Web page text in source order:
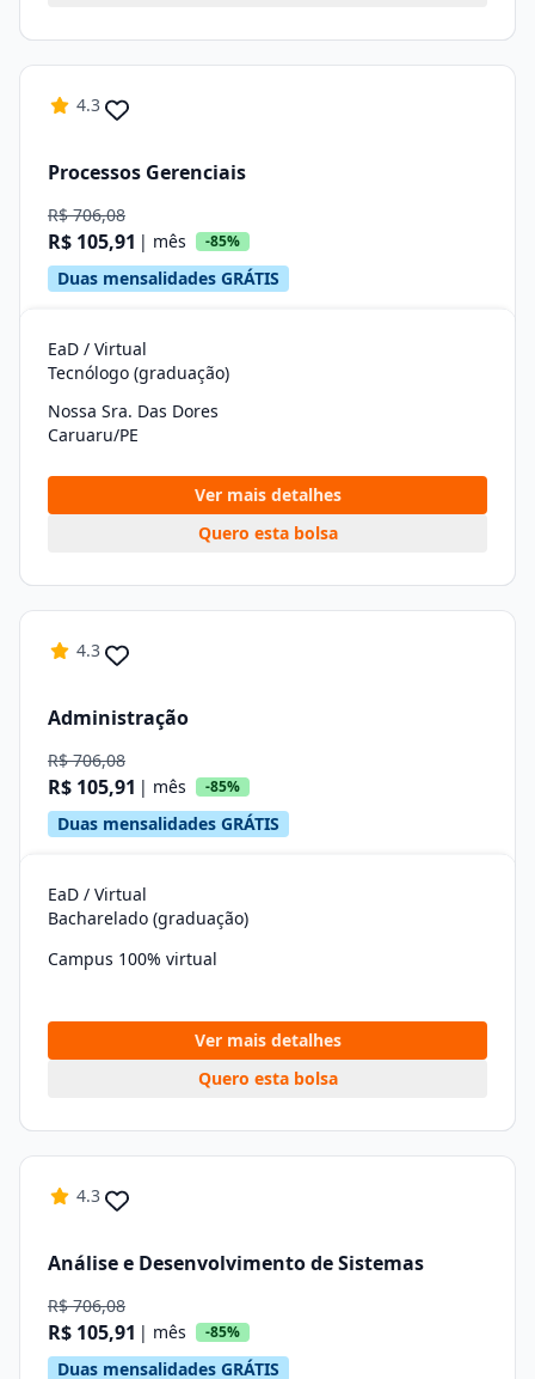
4.3
Processos Gerenciais
R$ 706,08
R$ 105,91 | mês -85%
Duas mensalidades GRÁTIS
EaD / Virtual
Tecnólogo (graduação)
Nossa Sra. Das Dores
Caruaru/PE
Ver mais detalhes
Quero esta bolsa
4.3
Administração
R$ 706,08
R$ 105,91 | mês -85%
Duas mensalidades GRÁTIS
EaD / Virtual
Bacharelado (graduação)
Campus 100% virtual
Ver mais detalhes
Quero esta bolsa
4.3
Análise e Desenvolvimento de Sistemas
R$ 706,08
R$ 105,91 | mês -85%
Duas mensalidades GRÁTIS